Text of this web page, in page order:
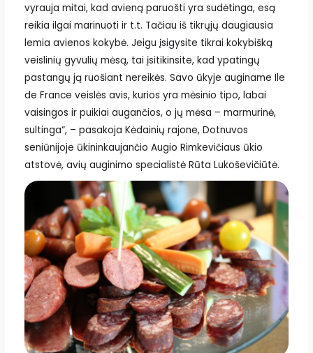
vyrauja mitai, kad avieną paruošti yra sudėtinga, esą
reikia ilgai marinuoti ir t.t. Tačiau iš tikrųjų daugiausia
lemia avienos kokybė. Jeigu įsigysite tikrai kokybišką
veislinių gyvulių mėsą, tai įsitikinsite, kad ypatingų
pastangų ją ruošiant nereikės. Savo ūkyje auginame Ile
de France veislės avis, kurios yra mėsinio tipo, labai
vaisingos ir puikiai augančios, o jų mėsa – marmurinė,
sultinga“, – pasakoja Kėdainių rajone, Dotnuvos
seniūnijoje ūkininkaujančio Augio Rimkevičiaus ūkio
atstovė, avių auginimo specialistė Rūta Lukoševičiūtė.